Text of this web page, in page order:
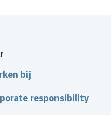
bij
responsibility